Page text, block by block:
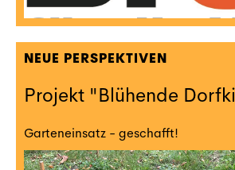
NEUE PERSPEKTIVEN
Projekt "Blühende
Garteneinsatz - geschafft!